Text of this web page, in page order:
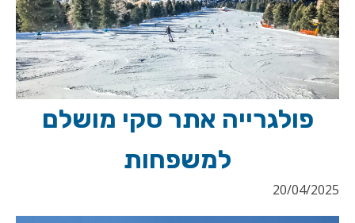
פולגרייה אתר סקי מושלם
למשפחות
20/04/2025